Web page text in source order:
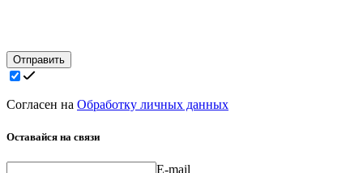
Отправить
Согласен на Обработку личных данных
Оставайся на связи
E-mail